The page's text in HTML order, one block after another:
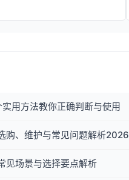
用方法教你正确判断与使用
购、维护与常见问题解析2026
见场景与选择要点解析